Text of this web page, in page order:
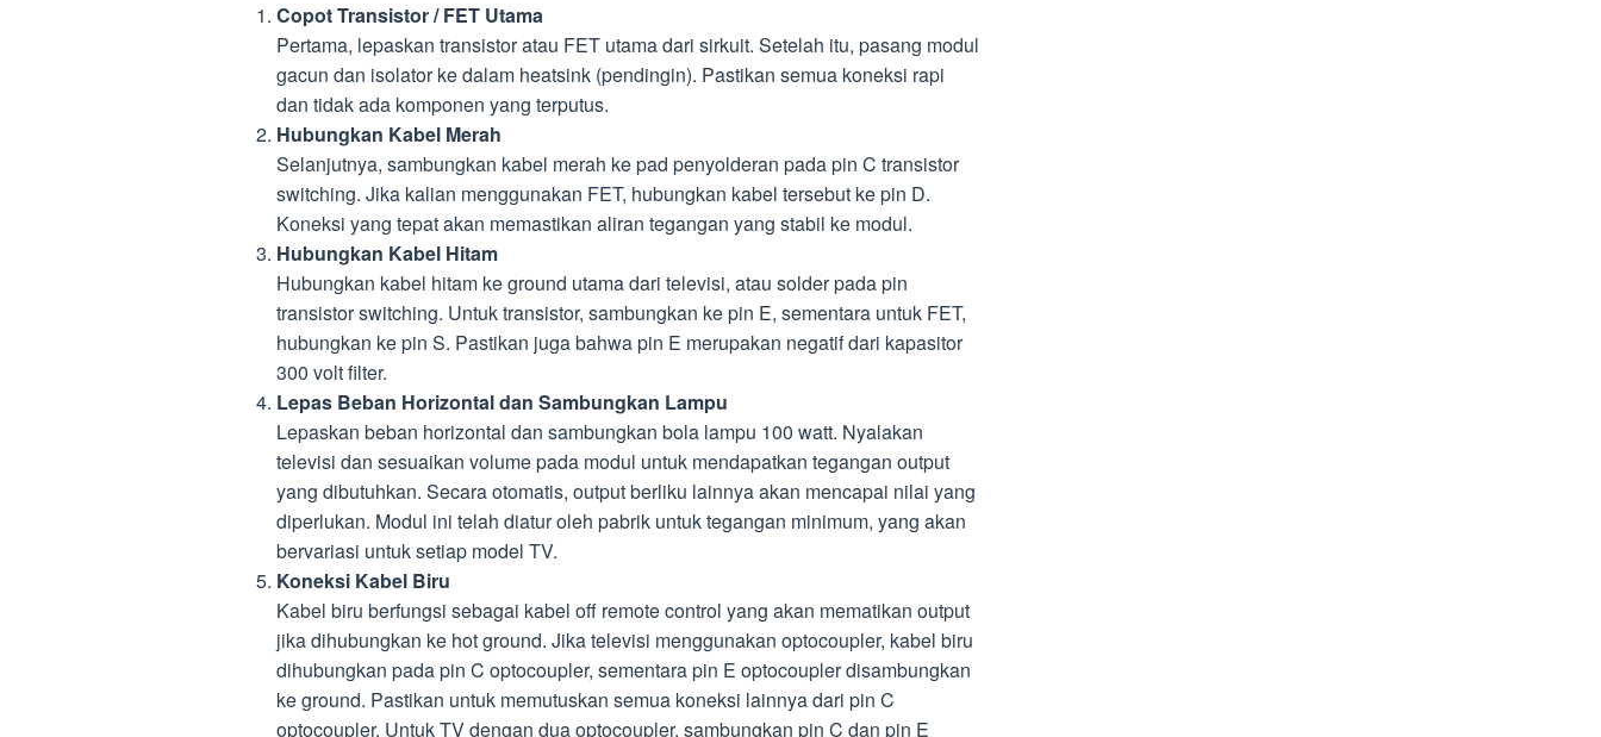
Copot Transistor / FET Utama
Pertama, lepaskan transistor atau FET utama dari sirkuit. Setelah itu, pasang modul
gacun dan isolator ke dalam heatsink (pendingin). Pastikan semua koneksi rapi
dan tidak ada komponen yang terputus.
Hubungkan Kabel Merah
Selanjutnya, sambungkan kabel merah ke pad penyolderan pada pin C transistor
switching. Jika kalian menggunakan FET, hubungkan kabel tersebut ke pin D.
Koneksi yang tepat akan memastikan aliran tegangan yang stabil ke modul.
Hubungkan Kabel Hitam
Hubungkan kabel hitam ke ground utama dari televisi, atau solder pada pin
transistor switching. Untuk transistor, sambungkan ke pin E, sementara untuk FET,
hubungkan ke pin S. Pastikan juga bahwa pin E merupakan negatif dari kapasitor
300 volt filter.
Lepas Beban Horizontal dan Sambungkan Lampu
Lepaskan beban horizontal dan sambungkan bola lampu 100 watt. Nyalakan
televisi dan sesuaikan volume pada modul untuk mendapatkan tegangan output
yang dibutuhkan. Secara otomatis, output berliku lainnya akan mencapai nilai yang
diperlukan. Modul ini telah diatur oleh pabrik untuk tegangan minimum, yang akan
bervariasi untuk setiap model TV.
Koneksi Kabel Biru
Kabel biru berfungsi sebagai kabel off remote control yang akan mematikan output
jika dihubungkan ke hot ground. Jika televisi menggunakan optocoupler, kabel biru
dihubungkan pada pin C optocoupler, sementara pin E optocoupler disambungkan
ke ground. Pastikan untuk memutuskan semua koneksi lainnya dari pin C
optocoupler. Untuk TV dengan dua optocoupler, sambungkan pin C dan pin E